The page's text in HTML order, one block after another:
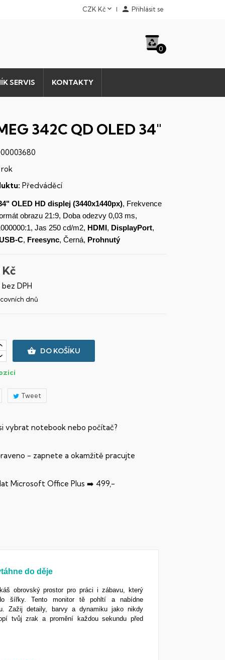
CZK Kč  Přihlásit se
0
SERVIS KONTAKTY
342C QD OLED 34"
rok
Předváděcí
OLED HDdisplej (3440x1440px), Frekvence
obrazu 21:9, Doba odezvy 0,03 ms,
Jas 250 cd/m2, HDMI , DisplayPort,
C, Freesync, Černá, Prohnutý
Kč
DPH
dnů
 DO KOŠÍKU
Tweet
vybrat notebook nebo počítač?
- zapnete a okamžitě pracujte
Microsoft Office Plus ➡️ 499,-
do děje
obrovský prostor pro práci i zábavu, který
šířky. Tento monitor tě pohltí a nabídne
Zažij detaily, barvy a dynamiku jako nikdy
tvůj zrak a promění každou sekundu před